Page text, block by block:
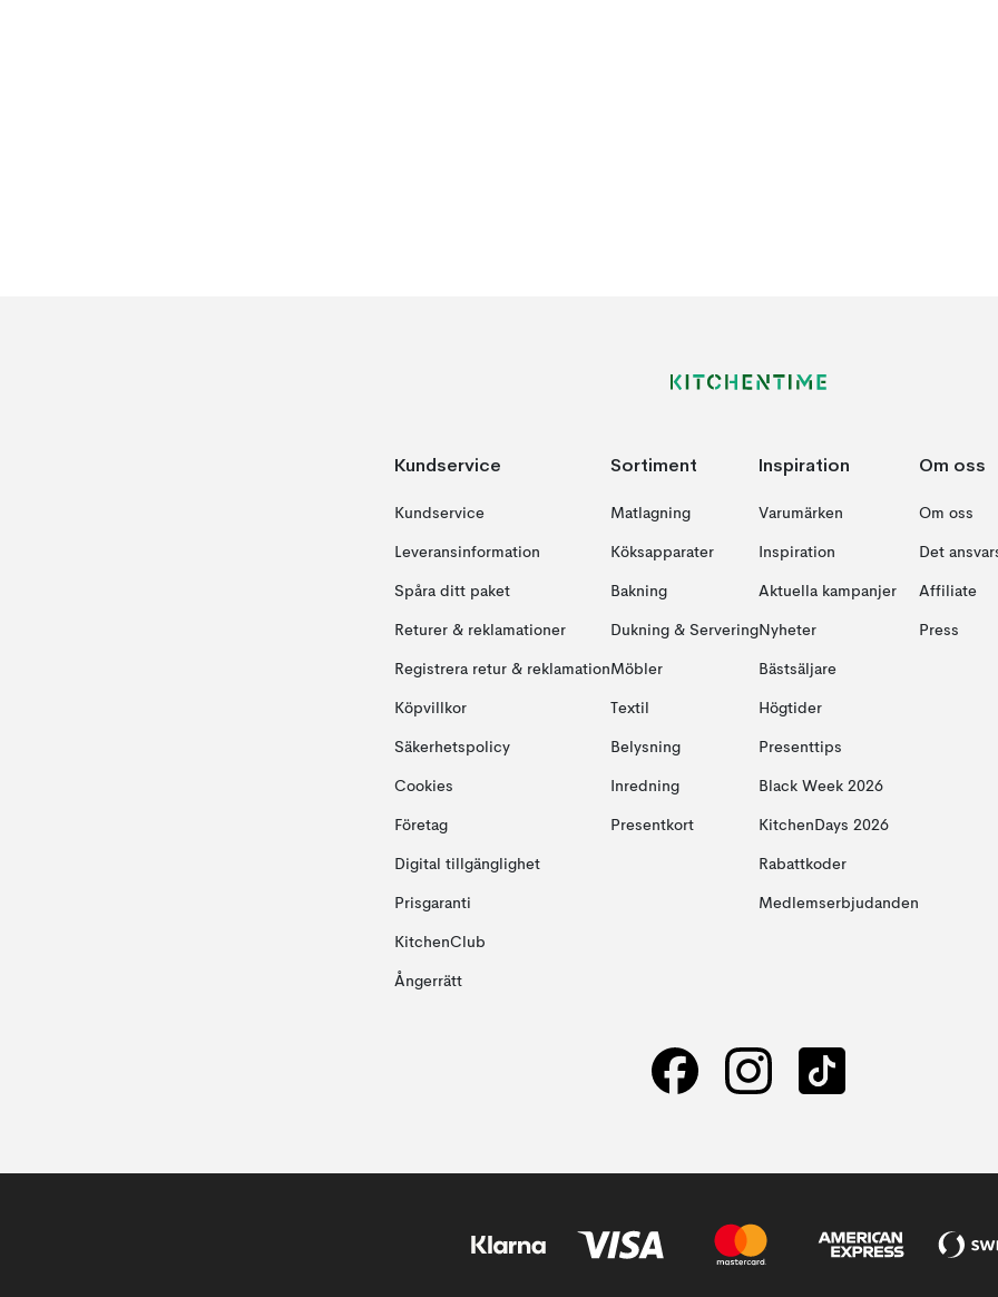
Kundservice
Kundservice
Leveransinformation
Spåra ditt paket
Returer & reklamationer
Registrera retur & reklamation
Köpvillkor
Säkerhetspolicy
Cookies
Företag
Digital tillgänglighet
Prisgaranti
KitchenClub
Ångerrätt
Sortiment
Matlagning
Köksapparater
Bakning
Dukning & Servering
Möbler
Textil
Belysning
Inredning
Presentkort
Inspiration
Varumärken
Inspiration
Aktuella kampanjer
Nyheter
Bästsäljare
Högtider
Presenttips
Black Week 2026
KitchenDays 2026
Rabattkoder
Medlemserbjudanden
Om oss
Om oss
Det
Affiliate
Press